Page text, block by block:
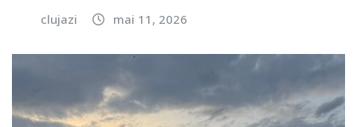
clujazi mai 11, 2026